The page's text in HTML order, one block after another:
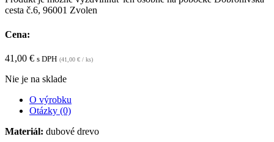
cesta č.6, 96001 Zvolen
Cena:
41,00 € s DPH (41,00 € / ks)
Nie je na sklade
O výrobku
Otázky (0)
Materiál: dubové drevo